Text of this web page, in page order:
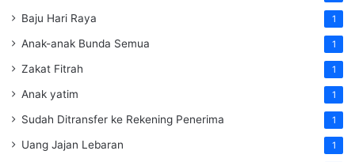
Baju Hari Raya 1
Anak-anak Bunda Semua 1
Zakat Fitrah 1
Anak yatim 1
Sudah Ditransfer ke Rekening Penerima 1
Uang Jajan Lebaran 1